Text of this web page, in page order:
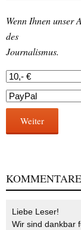
Wenn Ihnen unser
des
Journalismus.
Weiter
KOMMENTARE
Liebe Leser!
Wir sind dankbar